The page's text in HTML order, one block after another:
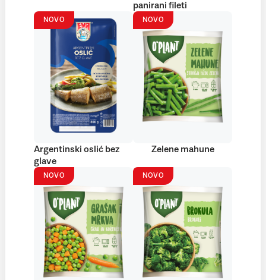
panirani fileti
NOVO
Argentinski oslić bez
glave
NOVO
Zelene mahune
NOVO NOVO